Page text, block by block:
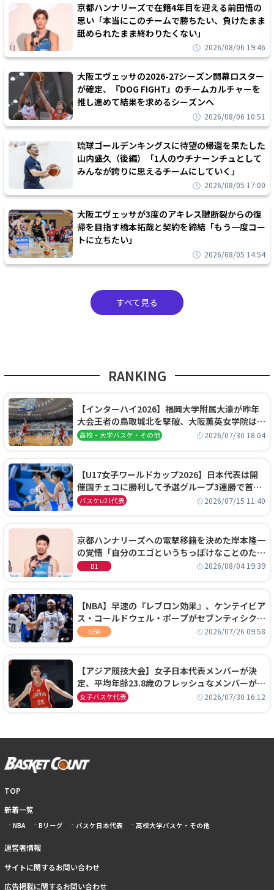
京都ハンナリーズで在籍4年目を迎える前田悟の
思い「本当にこのチームで勝ちたい、負けたまま
舐められたまま終わりたくない」
2026/08/06 19:46
大阪エヴェッサの2026-27シーズン開幕ロスター
が確定、『DOG FIGHT』のチームカルチャーを
推し進めて結果を求めるシーズンへ
2026/08/06 10:51
琉球ゴールデンキングスに待望の帰還を果たした
山内盛久（後編）「1人のウチナーンチュとして
みんなが誇りに思えるチームにしていく」
2026/08/05 17:00
大阪エヴェッサが3度のアキレス腱断裂からの復
帰を目指す橋本拓哉と契約を締結「もう一度コー
トに立ちたい」
2026/08/05 14:54
すべて見る
RANKING
【インターハイ2026】福岡大学附属大濠が昨年
大会王者の鳥取城北を撃破、大阪薫英女学院は岐
阜女子に完勝、大会3日目試合結果
高校・大学バスケ・その他 2026/07/30 18:04
【U17女子ワールドカップ2026】日本代表は開
催国チェコに勝利して予選グループ3連勝で首位
通過！準々決勝の相手はエジプトに決定
バスケu21代表 2026/07/15 11:40
京都ハンナリーズへの電撃移籍を決めた岸本隆一
の覚悟「自分のエゴというちっぽけなことのため
に、京都に来たわけではない」
B1 2026/08/04 19:39
【NBA】早速の『レブロン効果』、ケンテイビア
ス・コールドウェル・ポープがセブンティシクサ
ーズに1年契約で加入
NBA 2026/07/26 09:58
【アジア競技大会】女子日本代表メンバーが決
定、平均年齢23.8歳のフレッシュなメンバーが日
本開催の大舞台で頂点を狙う
女子バスケ代表 2026/07/30 16:12
TOP
新着一覧
NBA Bリーグ バスケ日本代表 高校大学バスケ・その他
運営者情報
サイトに関するお問い合わせ
広告掲載に関するお問い合わせ